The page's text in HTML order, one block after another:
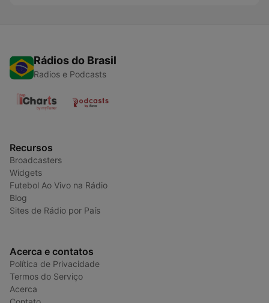
Rádios do Brasil
Radios e Podcasts
Recursos
Broadcasters
Widgets
Futebol Ao Vivo na Rádio
Blog
Sites de Rádio por País
Acerca e contatos
Política de Privacidade
Termos do Serviço
Acerca